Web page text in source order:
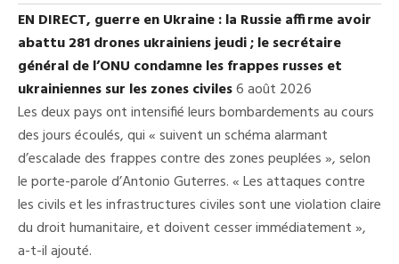
EN DIRECT, guerre en Ukraine : la Russie affirme avoir
abattu 281 drones ukrainiens jeudi ; le secrétaire
général de l’ONU condamne les frappes russes et
ukrainiennes sur les zones civiles6 août 2026
Les deux pays ont intensifié leurs bombardements au cours
des jours écoulés, qui « suivent un schéma alarmant
d’escalade des frappes contre des zones peuplées », selon
le porte-parole d’Antonio Guterres. « Les attaques contre
les civils et les infrastructures civiles sont une violation claire
du droit humanitaire, et doivent cesser immédiatement »,
a-t-il ajouté.